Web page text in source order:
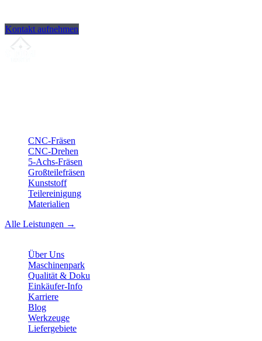
Kontakt aufnehmen
CNC-Fräsen
CNC-Drehen
5-Achs-Fräsen
Großteilefräsen
Kunststoff
Teilereinigung
Materialien
Alle Leistungen →
Über Uns
Maschinenpark
Qualität & Doku
Einkäufer-Info
Karriere
Blog
Werkzeuge
Liefergebiete